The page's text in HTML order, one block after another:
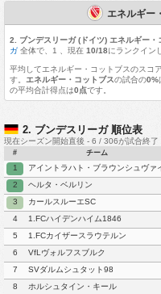
エネルギー
2. ブンデスリーガ (ドイツ) エネルギー・
ガ 全体で、1 、現在 10/18にランクイン
平均してエネルギー・コットブスのスコ
す。 エネルギー・コットブスの試合の0%
の平均合計得点は0点です。
2. ブンデスリーガ 順位表
現在シーズン開始直後 - 6 / 306が試合終了
# チーム
1
アイントラハト・ブラウンシュヴァ
ク
2
ヘルタ・ベルリン
3
カールスルーエSC
4
1.FCハイデンハイム1846
5
1.FCカイザースラウテルン
6
VfLヴォルフスブルク
7
SVダルムシュタット98
8
ホルシュタイン・キール